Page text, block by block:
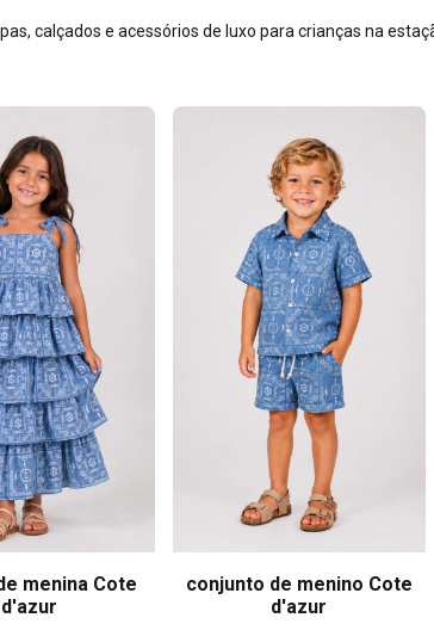
calçados e acessórios de luxo para crianças na
menina Cote
d'azur
conjunto de menino Cote
d'azur